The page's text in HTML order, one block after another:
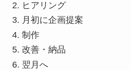
ヒアリング
月初に企画提案
制作
改善・納品
翌月へ